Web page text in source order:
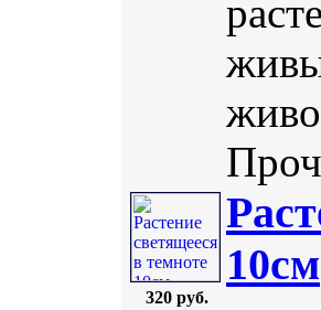
320 руб.
10см